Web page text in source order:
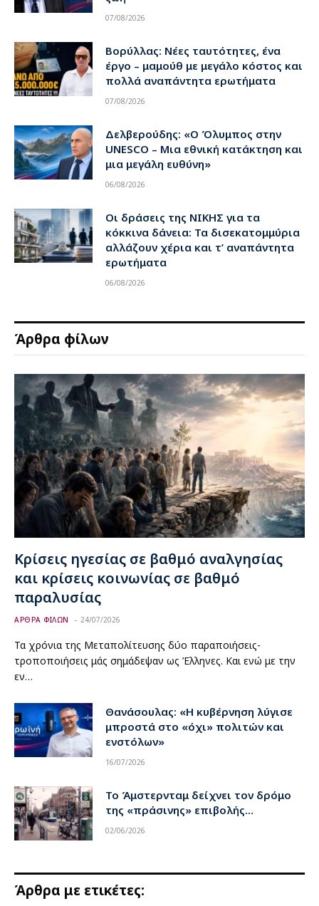
07/08/2026
Βορύλλας: Νέες ταυτότητες, ένα
έργο – μαμούθ με μεγάλο κόστος και
πολλά αναπάντητα ερωτήματα
07/08/2026
Δελβερούδης: «Ο Όλυμπος στην
UNESCO – Μια εθνική κατάκτηση και
μια μεγάλη ευθύνη»
06/08/2026
Οι δράσεις της ΝΙΚΗΣ για τα
κόκκινα δάνεια: Τα δισεκατομμύρια
αλλάζουν χέρια και τ’ αναπάντητα
ερωτήματα
06/08/2026
Άρθρα φίλων
Κρίσεις ηγεσίας σε βαθμό αναλγησίας
και κρίσεις κοινωνίας σε βαθμό
παραλυσίας
ΑΡΘΡΑ ΦΙΛΩΝ 24/07/2026
Τα χρόνια της Μεταπολίτευσης δύο παραποιήσεις-
τροποποιήσεις μάς σημάδεψαν ως Έλληνες. Και ενώ με την
εν…
Θανάσουλας: «Η κυβέρνηση λύγισε
μπροστά στο «όχι» πολιτών και
ενστόλων»
16/07/2026
Το Άμστερνταμ δείχνει τον δρόμο
της «πράσινης» επιβολής…
02/06/2026
Άρθρα με ετικέτες: